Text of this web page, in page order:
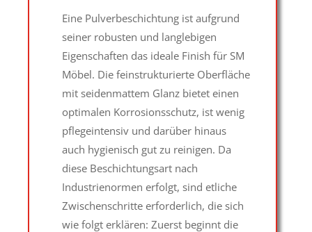
Eine Pulverbeschichtung ist aufgrund
seiner robusten und langlebigen
Eigenschaften das ideale Finish für SM
Möbel. Die feinstrukturierte Oberfläche
mit seidenmattem Glanz bietet einen
optimalen Korrosionsschutz, ist wenig
pflegeintensiv und darüber hinaus
auch hygienisch gut zu reinigen. Da
diese Beschichtungsart nach
Industrienormen erfolgt, sind etliche
Zwischenschritte erforderlich, die sich
wie folgt erklären: Zuerst beginnt die